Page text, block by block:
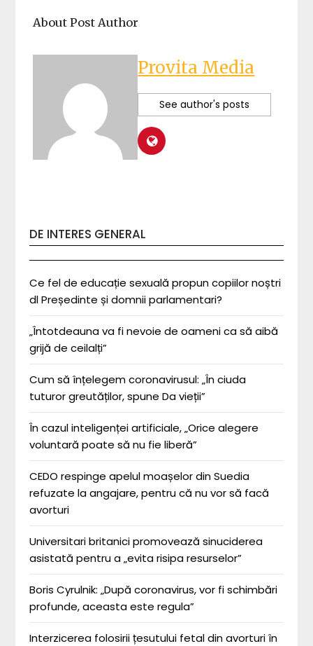
About Post Author
Provita Media
See author's posts
DE INTERES GENERAL
Ce fel de educație sexuală propun copiilor noștri
dl Președinte și domnii parlamentari?
„Întotdeauna va fi nevoie de oameni ca să aibă
grijă de ceilalți”
Cum să înțelegem coronavirusul: „În ciuda
tuturor greutăților, spune Da vieții”
În cazul inteligenței artificiale, „Orice alegere
voluntară poate să nu fie liberă”
CEDO respinge apelul moașelor din Suedia
refuzate la angajare, pentru că nu vor să facă
avorturi
Universitari britanici promovează sinuciderea
asistată pentru a „evita risipa resurselor”
Boris Cyrulnik: „După coronavirus, vor fi schimbări
profunde, aceasta este regula”
Interzicerea folosirii țesutului fetal din avorturi în